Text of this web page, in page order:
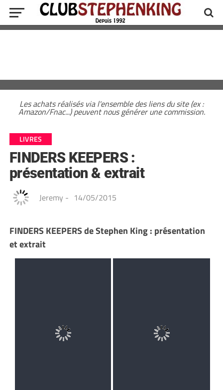
Les achats réalisés via l'ensemble des liens du site (ex :
Amazon/Fnac...) peuvent nous générer une commission.
LIVRES
FINDERS KEEPERS :
présentation & extrait
Jeremy - 14/05/2015
FINDERS KEEPERS de Stephen King : présentation
et extrait